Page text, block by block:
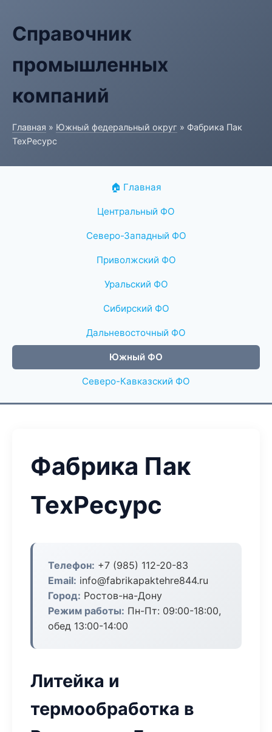
Справочник
промышленных
компаний
Главная » Южный федеральный округ » Фабрика Пак
ТехРесурс
🏠 Главная
Центральный ФО
Северо-Западный ФО
Приволжский ФО
Уральский ФО
Сибирский ФО
Дальневосточный ФО
Южный ФО
Северо-Кавказский ФО
Фабрика Пак
ТехРесурс
Телефон: +7 (985) 112-20-83
Email: info@fabrikapaktehre844.ru
Город: Ростов-на-Дону
Режим работы: Пн-Пт: 09:00-18:00,
обед 13:00-14:00
Литейка и
термообработка в